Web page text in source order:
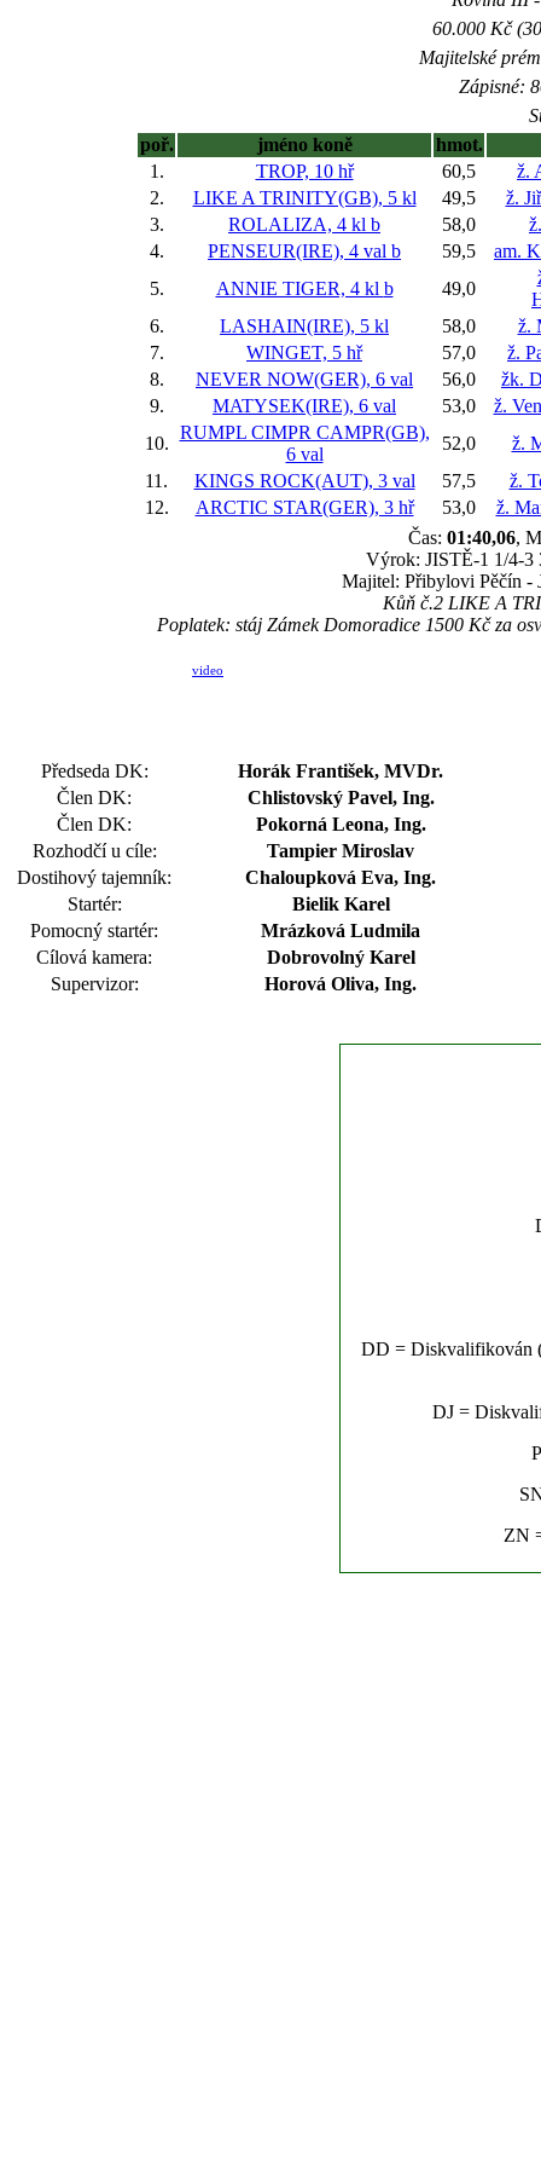
60.000 Kč
Majitelské
Zápisné:
poř.
jméno koně
hmot.
1.
TROP, 10 hř 60,5
ž.
2.
LIKE A TRINITY(GB), 5 kl 49,5
ž.
3.
ROLALIZA, 4 kl b 58,0
4.
PENSEUR(IRE), 4 val b 59,5
am.
5.
ANNIE TIGER, 4 kl b 49,0
6.
LASHAIN(IRE), 5 kl 58,0
ž.
7.
WINGET, 5 hř 57,0
ž.
8.
NEVER NOW(GER), 6 val 56,0
žk.
9.
MATYSEK(IRE), 6 val 53,0
ž.
10.
RUMPL CIMPR CAMPR(GB),
6 val
52,0
ž.
11.
KINGS ROCK(AUT), 3 val 57,5
ž.
12.
ARCTIC STAR(GER), 3 hř 53,0
ž.
Čas: 01:40,06,
Výrok: JISTĚ-1 1/4-3
Majitel: Přibylovi Pěčín -
Kůň č.2 LIKE A
Poplatek: stáj Zámek Domoradice 1500 Kč za
video
Předseda DK:
Horák František, MVDr.
Člen DK:
Chlistovský Pavel, Ing.
Člen DK:
Pokorná Leona, Ing.
Rozhodčí u cíle:
Tampier Miroslav
Dostihový tajemník:
Chaloupková Eva, Ing.
Startér:
Bielik Karel
Pomocný startér:
Mrázková Ludmila
Cílová kamera:
Dobrovolný Karel
Supervizor:
Horová Oliva, Ing.
DD = Diskvalifikován
DJ =
ZN